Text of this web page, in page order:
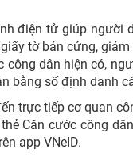
điện tử giúp
tờ bản cứng,
công dân hiện có,
bằng số định danh
trực tiếp cơ quan
Căn cước công
app VNeID.